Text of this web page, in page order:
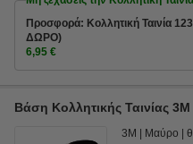
Προσφορά: Κολλητική Ταινία 123ink 19 mm x 33 m (7+1
ΔΩΡΟ)
6,95 €
Βάση Κολλητικής Ταινίας
3M Μαύρο